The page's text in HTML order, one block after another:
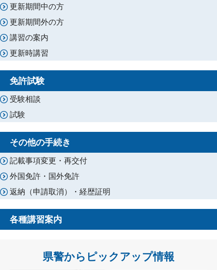
更新期間中の方
更新期間外の方
講習の案内
更新時講習
免許試験
受験相談
試験
その他の手続き
記載事項変更・再交付
外国免許・国外免許
返納（申請取消）・経歴証明
各種講習案内
県警からピックアップ情報